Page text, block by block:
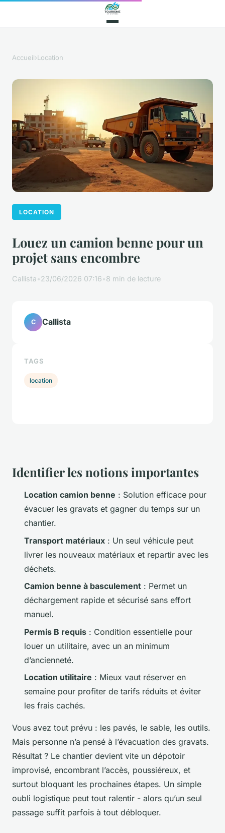
Accueil›Location
LOCATION
Louez un camion benne pour un
projet sans encombre
Callista•23/06/2026 07:16•8 min de lecture
Identifier les notions importantes
Location camion benne : Solution efficace pour
évacuer les gravats et gagner du temps sur un
chantier.
Transport matériaux : Un seul véhicule peut
livrer les nouveaux matériaux et repartir avec les
déchets.
Camion benne à basculement : Permet un
déchargement rapide et sécurisé sans effort
manuel.
Permis B requis : Condition essentielle pour
louer un utilitaire, avec un an minimum
d’ancienneté.
Location utilitaire : Mieux vaut réserver en
semaine pour profiter de tarifs réduits et éviter
les frais cachés.
Vous avez tout prévu : les pavés, le sable, les outils.
Mais personne n’a pensé à l’évacuation des gravats.
Résultat ? Le chantier devient vite un dépotoir
improvisé, encombrant l’accès, poussiéreux, et
surtout bloquant les prochaines étapes. Un simple
oubli logistique peut tout ralentir - alors qu’un seul
passage suffit parfois à tout débloquer.
C Callista
TAGS
location